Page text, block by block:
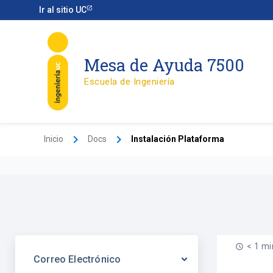
Ir al sitio UC
al
Mesa de Ayuda 7500
Escuela de Ingeniería
Inicio Docs Instalación Plataforma
Correo Electrónico
< 1